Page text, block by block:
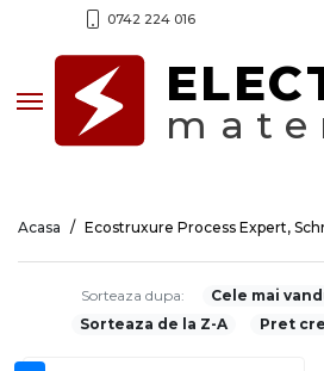
0742 224 016
Toggle navigation
Acasa Ecostruxure Process Expert,
Sorteaza dupa: Cele mai
Sorteaza de la Z-A
Pret